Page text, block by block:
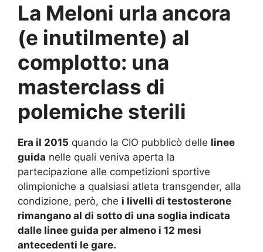
La Meloni urla ancora
(e inutilmente) al
complotto: una
masterclass di
polemiche sterili
Era il 2015 quando la CIO pubblicò delle linee
guida nelle quali veniva aperta la
partecipazione alle competizioni sportive
olimpioniche a qualsiasi atleta transgender, alla
condizione, però, che i livelli di testosterone
rimangano al di sotto di una soglia indicata
dalle linee guida per almeno i 12 mesi
antecedenti le gare.